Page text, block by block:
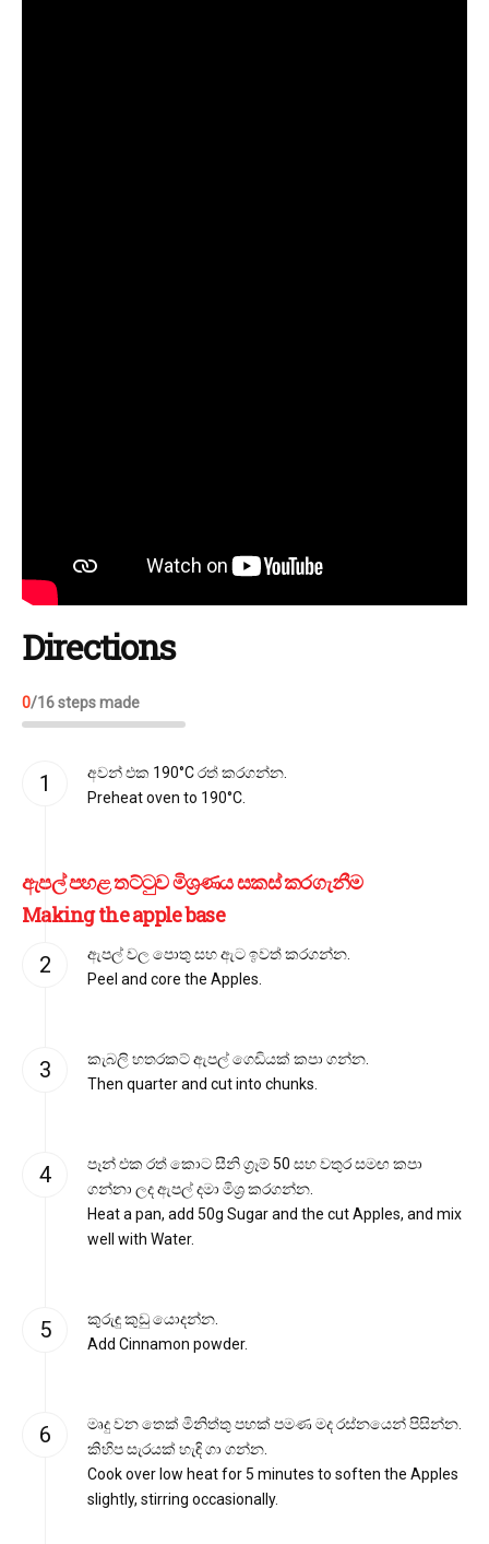
Directions
0/16steps made
අවන් එක 190°C රත් කරගන්න.
Preheat oven to 190°C.
ඇපල් පහළ තට්ටුව මිශ්‍රණය සකස් කරගැනීම
Making the apple base
ඇපල් වල පොතු සහ ඇට ඉවත් කරගන්න.
Peel and core the Apples.
කැබලි හතරකට් ඇපල් ගෙඩියක් කපා ගන්න.
Then quarter and cut into chunks.
පෑන් එක රත් කොට සීනි ග්‍රෑම් 50 සහ වතුර සමඟ කපා
ගන්නා ලද ඇපල් දමා මිශ්‍ර කරගන්න.
Heat a pan, add 50g Sugar and the cut Apples, and mix
well with Water.
කුරුඳු කුඩු යොදන්න.
Add Cinnamon powder.
මෘදු වන තෙක් මිනිත්තු පහක් පමණ මද රස්නයෙන් පිසින්න.
කිහිප සැරයක් හැඳි ගා ගන්න.
Cook over low heat for 5 minutes to soften the Apples
slightly, stirring occasionally.